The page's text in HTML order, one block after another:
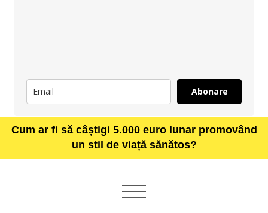
Abonare
Cum ar fi să câștigi 5.000 euro lunar promovând
un stil de viață sănătos?